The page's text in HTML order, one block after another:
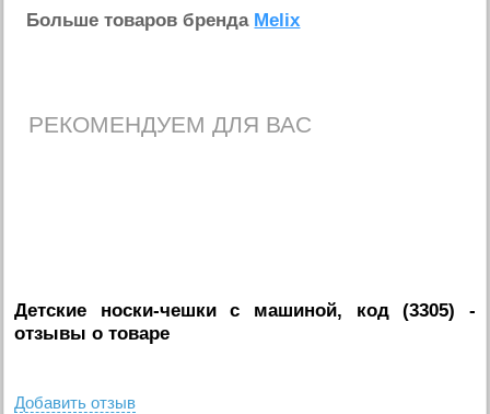
Больше товаров бренда Melix
РЕКОМЕНДУЕМ ДЛЯ ВАС
Детские носки-чешки с машиной, код (3305) -
отзывы о товаре
Добавить отзыв